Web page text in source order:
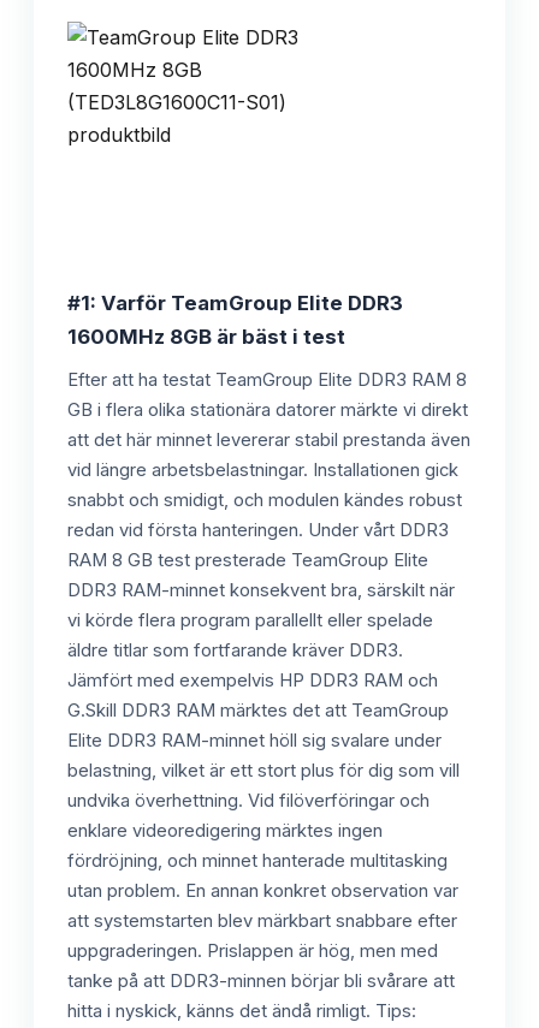
#1: Varför TeamGroup Elite DDR3
1600MHz 8GB är bäst i test
Efter att ha testat TeamGroup Elite DDR3 RAM 8
GB i flera olika stationära datorer märkte vi direkt
att det här minnet levererar stabil prestanda även
vid längre arbetsbelastningar. Installationen gick
snabbt och smidigt, och modulen kändes robust
redan vid första hanteringen. Under vårt DDR3
RAM 8 GB test presterade TeamGroup Elite
DDR3 RAM-minnet konsekvent bra, särskilt när
vi körde flera program parallellt eller spelade
äldre titlar som fortfarande kräver DDR3.
Jämfört med exempelvis HP DDR3 RAM och
G.Skill DDR3 RAM märktes det att TeamGroup
Elite DDR3 RAM-minnet höll sig svalare under
belastning, vilket är ett stort plus för dig som vill
undvika överhettning. Vid filöverföringar och
enklare videoredigering märktes ingen
fördröjning, och minnet hanterade multitasking
utan problem. En annan konkret observation var
att systemstarten blev märkbart snabbare efter
uppgraderingen. Prislappen är hög, men med
tanke på att DDR3-minnen börjar bli svårare att
hitta i nyskick, känns det ändå rimligt. Tips: